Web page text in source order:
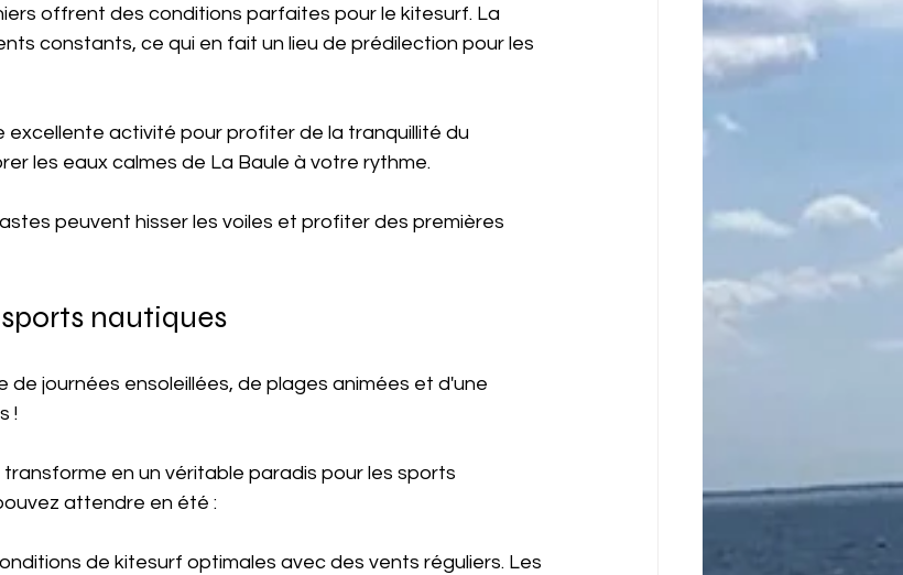
offrent des conditions parfaites pour le kitesurf. La
constants, ce qui en fait un lieu de prédilection pour les
excellente activité pour profiter de la tranquillité du
les eaux calmes de La Baule à votre rythme.
peuvent hisser les voiles et profiter des premières
sports nautiques
de journées ensoleillées, de plages animées et d'une
!
transforme en un véritable paradis pour les sports
attendre en été :
conditions de kitesurf optimales avec des vents réguliers. Les